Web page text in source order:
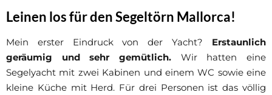
Leinen los für den Segeltörn Mallorca!
Mein erster Eindruck von der Yacht? Erstaunlich
geräumig und sehr gemütlich. Wir hatten eine
Segelyacht mit zwei Kabinen und einem WC sowie eine
kleine Küche mit Herd. Für drei Personen ist das völlig